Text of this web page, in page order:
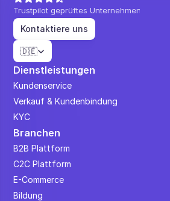
Trustpilot geprüftes Unternehmen
Kontaktiere uns
Select Language
🇩🇪
Dienstleistungen
Kundenservice
Verkauf & Kundenbindung
KYC
Branchen
B2B Plattform
C2C Plattform
E-Commerce
Bildung